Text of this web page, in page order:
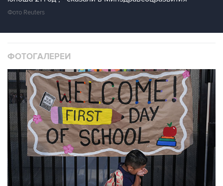
Фото Reuters
ФОТОГАЛЕРЕИ